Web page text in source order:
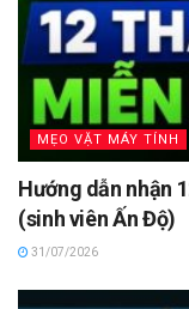
MẸO VẶT MÁY TÍNH
Hướng dẫn nhận
(sinh viên Ấn Độ)
31/07/2026